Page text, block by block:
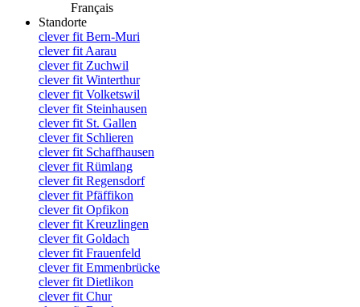
Français
Standorte
clever fit Bern-Muri
clever fit Aarau
clever fit Zuchwil
clever fit Winterthur
clever fit Volketswil
clever fit Steinhausen
clever fit St. Gallen
clever fit Schlieren
clever fit Schaffhausen
clever fit Rümlang
clever fit Regensdorf
clever fit Pfäffikon
clever fit Opfikon
clever fit Kreuzlingen
clever fit Goldach
clever fit Frauenfeld
clever fit Emmenbrücke
clever fit Dietlikon
clever fit Chur